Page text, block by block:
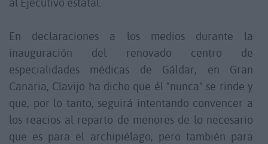
En declaraciones a los medios durante la
inauguración del renovado centro de
especialidades médicas de Gáldar, en Gran
Canaria, Clavijo ha dicho que él "nunca" se rinde y
que, por lo tanto, seguirá intentando convencer a
los reacios al reparto de menores de lo necesario
que es para el archipiélago, pero también para